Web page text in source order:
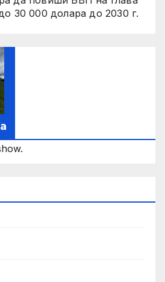
30 000 долара до 2030 г.